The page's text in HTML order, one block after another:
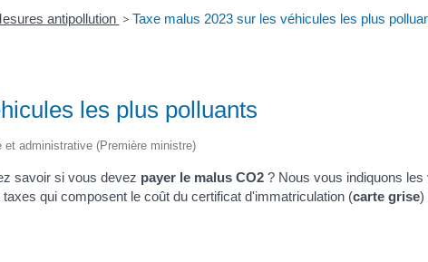
antipollution > Taxe malus 2023 sur les véhicules les plus
les plus polluants
administrative (Première ministre)
savoir si vous devez payer le malus CO2 ? Nous vous indiquons les
qui composent le coût du certificat d'immatriculation (carte grise)